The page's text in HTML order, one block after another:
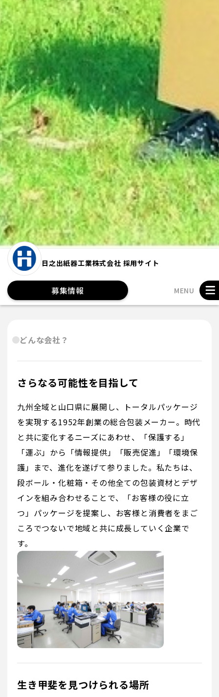
日之出紙器工業株式会社 採用サイト
募集情報 MENU
どんな会社？
さらなる可能性を目指して
九州全域と山口県に展開し、トータルパッケージ
を実現する1952年創業の総合包装メーカー。時代
と共に変化するニーズにあわせ、「保護する」
「運ぶ」から「情報提供」「販売促進」「環境保
護」まで、進化を遂げて参りました。私たちは、
段ボール・化粧箱・その他全ての包装資材とデザ
インを組み合わせることで、「お客様の役に立
つ」パッケージを提案し、お客様と消費者をまご
ころでつないで地域と共に成長していく企業で
す。
生き甲斐を見つけられる場所